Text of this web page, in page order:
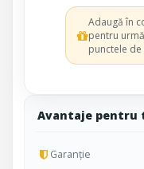
Avantaje pentru
Garanție
Adaugă în
pentru
punctele